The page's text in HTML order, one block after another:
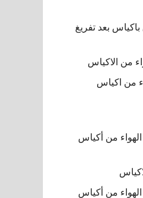
باكياس بعد تفريغ
من الاكياس
من اكياس
من أكياس
من أكياس